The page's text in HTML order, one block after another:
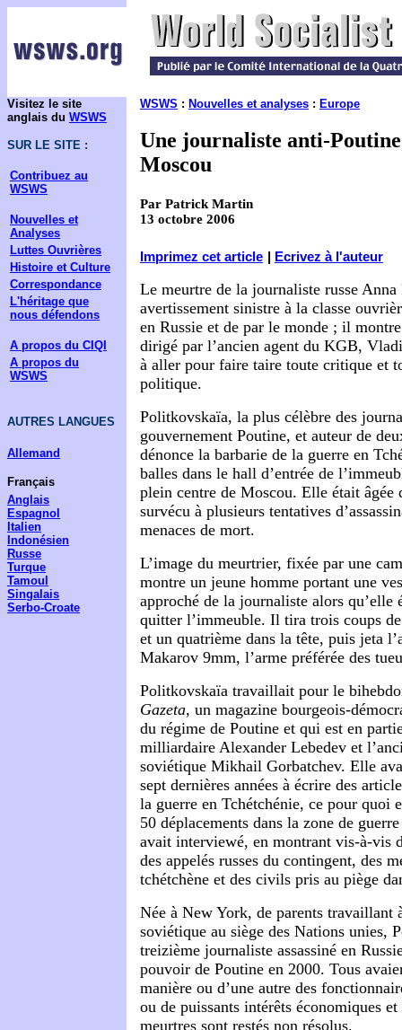
Visitez le site
anglais du WSWS
SUR LE SITE :
Contribuez au
WSWS
Nouvelles et
Analyses
Luttes Ouvrières
Histoire et Culture
Correspondance
L'héritage que
nous défendons
A propos du CIQI
A propos du
WSWS
AUTRES LANGUES
Allemand
Français
Anglais
Espagnol
Italien
Indonésien
Russe
Turque
Tamoul
Singalais
Serbo-Croate
WSWS : Nouvelles et analyses : Europe
Une journaliste anti-Poutine
Moscou
Par Patrick Martin
13 octobre 2006
Imprimez cet article Ecrivez à l'auteur
Le meurtre de la journaliste russe
avertissement sinistre à la classe
en Russie et de par le monde ; il
dirigé par l’ancien agent du KGB,
à aller pour faire taire toute critique et
politique.
Politkovskaïa, la plus célèbre des
gouvernement Poutine, et auteur de
dénonce la barbarie de la guerre en
balles dans le hall d’entrée de
plein centre de Moscou. Elle était âgée
survécu à plusieurs tentatives
menaces de mort.
L’image du meurtrier, fixée par une
montre un jeune homme portant une
approché de la journaliste alors qu’elle
quitter l’immeuble. Il tira trois coups
et un quatrième dans la tête, puis jeta
Makarov 9mm, l’arme préférée des
Politkovskaïa travaillait pour le
Gazeta, un magazine bourgeois-
du régime de Poutine et qui est en
milliardaire Alexander Lebedev et
soviétique Mikhail Gorbatchev. Elle
sept dernières années à écrire des
la guerre en Tchétchénie, ce pour quoi
50 déplacements dans la zone de
avait interviewé, en montrant vis-à-vis
des appelés russes du contingent, des
tchétchène et des civils pris au piège
Née à New York, de parents travaillant
soviétique au siège des Nations unies,
treizième journaliste assassiné en
pouvoir de Poutine en 2000. Tous
manière ou d’une autre des
ou de puissants intérêts économiques et
meurtres sont restés non résolus.